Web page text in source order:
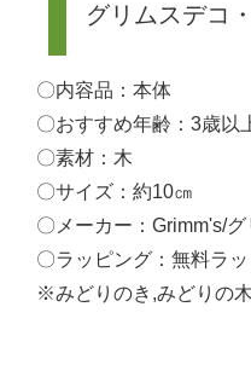
グリムスデコ
〇内容品：本体
〇おすすめ年齢：3歳以
〇素材：木
〇サイズ：約10㎝
〇メーカー：Grimm's/グ
〇ラッピング：無料ラ
※みどりのき,みどりの